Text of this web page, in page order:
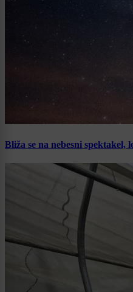
Bliža se na nebesni spektakel,